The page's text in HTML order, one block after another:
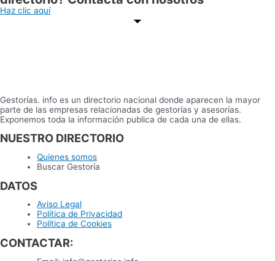
Haz clic aquí
Gestorías. info es un directorio nacional donde aparecen la mayor
parte de las empresas relacionadas de gestorías y asesorías.
Exponemos toda la información publica de cada una de ellas.
NUESTRO DIRECTORIO
Quienes somos
Buscar Gestoría
DATOS
Aviso Legal
Política de Privacidad
Política de Cookies
CONTACTAR: